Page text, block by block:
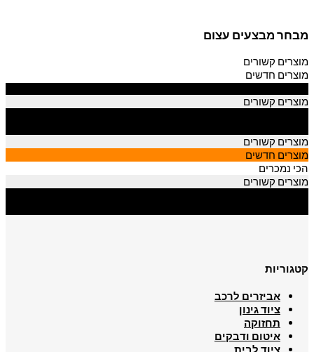
מבחר מבצעים עצום
מוצרים קשורים
מוצרים חדשים
מוצרים קשורים
מוצרים קשורים
מוצרים חדשים
הכי נמכרים
מוצרים קשורים
קטגוריות
אביזרים לרכב
ציוד גינון
תחזוקה
איטום ודבקים